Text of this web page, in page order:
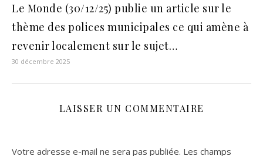
Le Monde (30/12/25) publie un article sur le
thème des polices municipales ce qui amène à
revenir localement sur le sujet…
30 décembre 2025
LAISSER UN COMMENTAIRE
Votre adresse e-mail ne sera pas publiée. Les champs